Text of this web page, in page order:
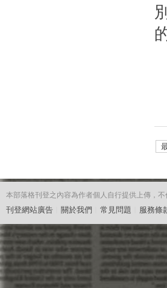
本部落格刊登之內容為作者個人自行提供上傳，不
刊登網站廣告 關於我們 常見問題 服務條